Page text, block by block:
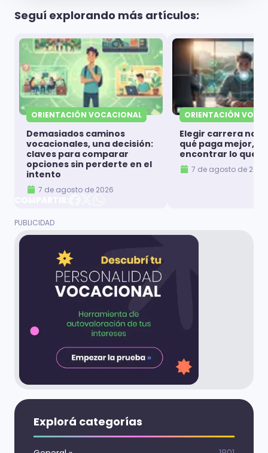
Seguí explorando más artículos:
ORIENTACIÓN VOCACIONAL
Demasiados caminos
vocacionales, una decisión:
claves para comparar
opciones sin perderte en el
intento
7 de agosto de 2026
ORIENTACIÓN
Elegir carrera no
qué paga mejor, es
encontrar lo que
7 de agosto de 2026
Explorá categorías